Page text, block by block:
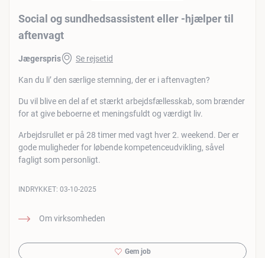
Social og sundhedsassistent eller -hjælper til
aftenvagt
Jægerspris Se rejsetid
Kan du li’ den særlige stemning, der er i aftenvagten?
Du vil blive en del af et stærkt arbejdsfællesskab, som brænder
for at give beboerne et meningsfuldt og værdigt liv.
Arbejdsrullet er på 28 timer med vagt hver 2. weekend. Der er
gode muligheder for løbende kompetenceudvikling, såvel
fagligt som personligt.
Om virksomheden
INDRYKKET: 03-10-2025
Gem job